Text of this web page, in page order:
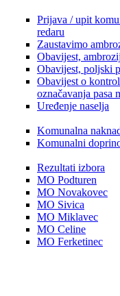
Prijava / upit
redaru
Zaustavimo
Obavijest,
Obavijest, poljski
Obavijest o
označavanja pasa
Uređenje naselja
Komunalna
Komunalni
Rezultati izbora
MO Podturen
MO Novakovec
MO Sivica
MO Miklavec
MO Celine
MO Ferketinec